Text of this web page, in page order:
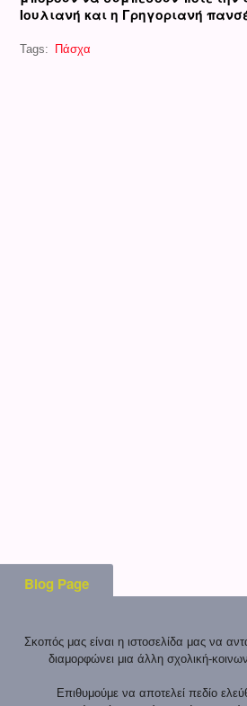
Ιουλιανή και η Γρηγοριανή
Tags: Πάσχα
Blog Page
Σκοπός μας είναι η ιστοσελίδα μας να
διαμορφώνει μια άλλη σχολική-
Επιθυμούμε να αποτελεί πεδίο